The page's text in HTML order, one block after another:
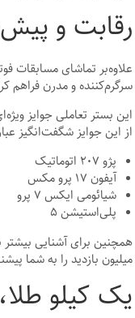
رقابت و
علاوه‌بر تماشای مسابقات
سرگرم‌کننده و مدرن فراهم
این بستر تعاملی جوایز
از این جوایز شگفت‌انگیز
پژو ۲۰۷ اتوماتیک
آیفون ۱۷ پرو مکس
شیائومی ایکس ۷ پرو
پلی‌استیشن ۵
همچنین برای آشنایی بیشتر
میلیون بازدید را به شما
یک کیلو